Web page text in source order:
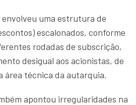
uma estrutura de
escalonados, conforme
rodadas de subscrição,
desigual aos acionistas, de
área técnica da autarquia.
apontou irregularidades na